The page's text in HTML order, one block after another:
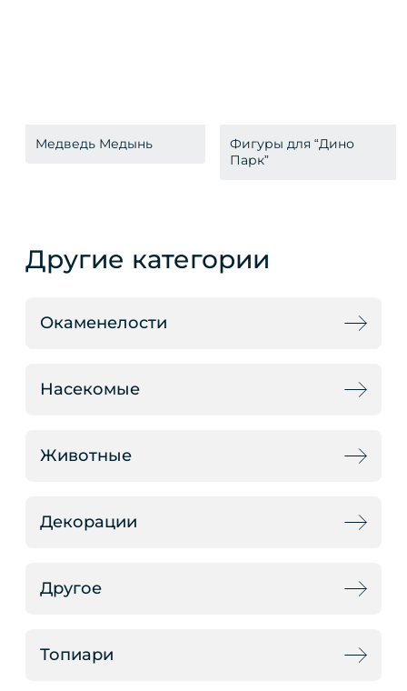
Медведь Медынь
Фигуры для “Дино
Парк”
Другие категории
Окаменелости
Насекомые
Животные
Декорации
Другое
Топиари